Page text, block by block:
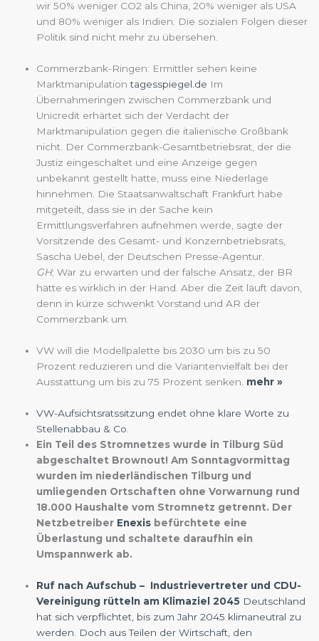
wir 50% weniger CO2 als China, 20% weniger als USA
und 80% weniger als Indien. Die sozialen Folgen dieser
Politik sind nicht mehr zu übersehen.
Commerzbank-Ringen: Ermittler sehen keine
Marktmanipulationtagesspiegel.de Im
Übernahmeringen zwischen Commerzbank und
Unicredit erhärtet sich der Verdacht der
Marktmanipulation gegen die italienische Großbank
nicht. Der Commerzbank-Gesamtbetriebsrat, der die
Justiz eingeschaltet und eine Anzeige gegen
unbekannt gestellt hatte, muss eine Niederlage
hinnehmen. Die Staatsanwaltschaft Frankfurt habe
mitgeteilt, dass sie in der Sache kein
Ermittlungsverfahren aufnehmen werde, sagte der
Vorsitzende des Gesamt- und Konzernbetriebsrats,
Sascha Uebel, der Deutschen Presse-Agentur.
GH; War zu erwarten und der falsche Ansatz, der BR
hätte es wirklich in der Hand. Aber die Zeit läuft davon,
denn in kürze schwenkt Vorstand und AR der
Commerzbank um.
VW will die Modellpalette bis 2030 um bis zu 50
Prozent reduzieren und die Variantenvielfalt bei der
Ausstattung um bis zu 75 Prozent senken. mehr »
VW-Aufsichtsratssitzung endet ohne klare Worte zu
Stellenabbau & Co.
Ein Teil des Stromnetzes wurde in Tilburg Süd
abgeschaltet Brownout! Am Sonntagvormittag
wurden im niederländischen Tilburg und
umliegenden Ortschaften ohne Vorwarnung rund
18.000 Haushalte vom Stromnetz getrennt. Der
Netzbetreiber Enexis befürchtete eine
Überlastung und schaltete daraufhin ein
Umspannwerk ab.
Ruf nach Aufschub – Industrievertreter und CDU-
Vereinigung rütteln am Klimaziel 2045 Deutschland
hat sich verpflichtet, bis zum Jahr 2045 klimaneutral zu
werden. Doch aus Teilen der Wirtschaft, den